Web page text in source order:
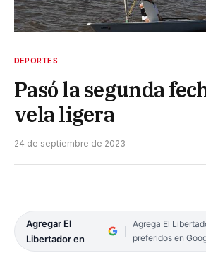
DEPORTES
Pasó la segunda
vela ligera
24 de septiembre de 2023
Agregar El
Libertador en
Agrega El
preferidos en